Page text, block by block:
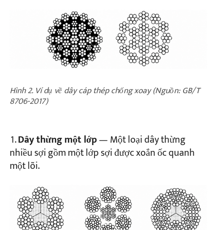
Hình 2. Ví dụ về dây cáp thép chống xoay (Nguồn: GB/T
8706-2017)
Dây thừng một lớp— Một loại dây thừng
nhiều sợi gồm một lớp sợi được xoắn ốc quanh
một lõi.